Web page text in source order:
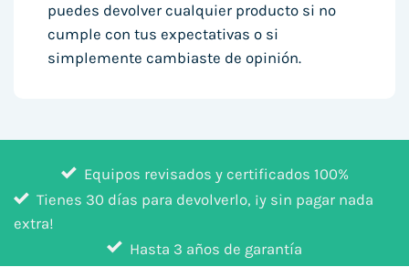
puedes devolver cualquier producto si no
cumple con tus expectativas o si
simplemente cambiaste de opinión.
Equipos revisados y certificados 100%
Tienes 30 días para devolverlo, ¡y sin pagar nada
extra!
Hasta 3 años de garantía